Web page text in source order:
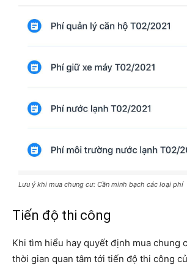
Lưu ý khi mua chung cư: Cần minh bạch các loại phí
Tiến độ thi công
Khi tìm hiểu hay quyết định mua chung
thời gian quan tâm tới tiến độ thi công